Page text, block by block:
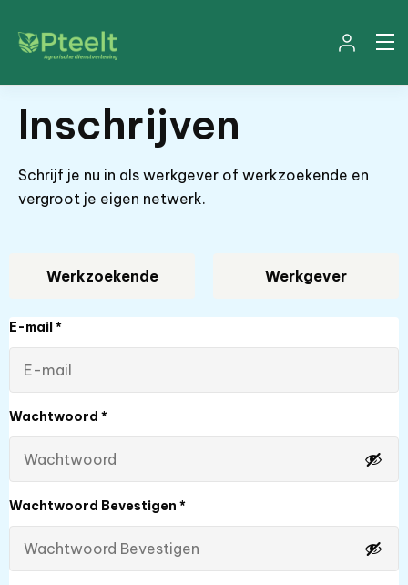
Inschrijven
Schrijf je nu in als werkgever of werkzoekende en
vergroot je eigen netwerk.
Werkzoekende Werkgever
E-mail*
Wachtwoord *
Wachtwoord Bevestigen *